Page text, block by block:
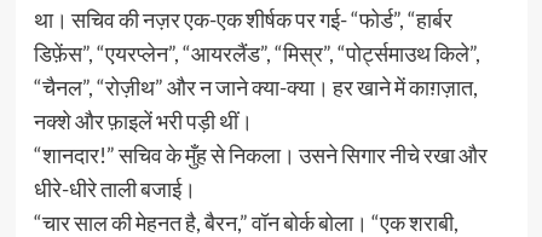
था। सचिव की नज़र एक-एक शीर्षक पर गई- “फोर्ड”, “हार्बर
डिफ़ेंस”, “एयरप्लेन”, “आयरलैंड”, “मिस्र”, “पोर्ट्समाउथ किले”,
“चैनल”, “रोज़ीथ” और न जाने क्या-क्या। हर खाने में काग़ज़ात,
नक्शे और फ़ाइलें भरी पड़ी थीं।
“शानदार!” सचिव के मुँह से निकला। उसने सिगार नीचे रखा और
धीरे-धीरे ताली बजाई।
“चार साल की मेहनत है, बैरन,” वॉन बोर्क बोला। “एक शराबी,